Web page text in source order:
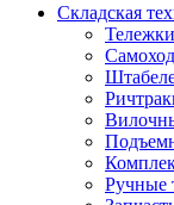
Складская
Ручные